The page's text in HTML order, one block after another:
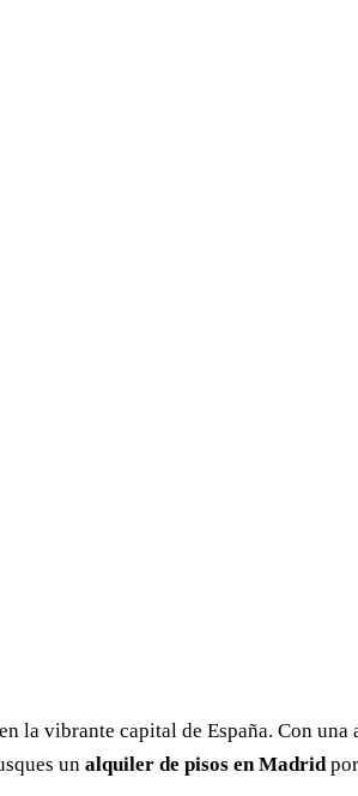
la vibrante capital de España. Con una
un alquiler de pisos en Madridpor